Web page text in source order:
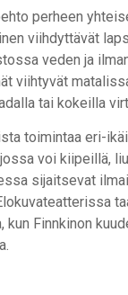
perheen
viihdyttävät
veden ja
viihtyvät
tai kokeilla
toimintaa eri-
voi kiipeillä,
sijaitsevat
Finnkinon